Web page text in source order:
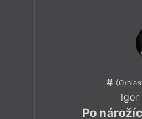
Igor
Po